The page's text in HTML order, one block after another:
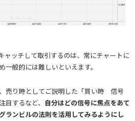
ャッチして取引するのは、常にチャートに
般的には難しいといえます。
売り時としてご説明した「買い時 信号
するなど、 自分はどの信号に焦点をあて
ランビルの法則を活用してみるようにし